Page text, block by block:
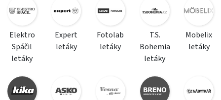
Elektro
Spáčil
letáky
Expert
letáky
Fotolab
letáky
T.S.
Bohemia
letáky
Mobelix
letáky